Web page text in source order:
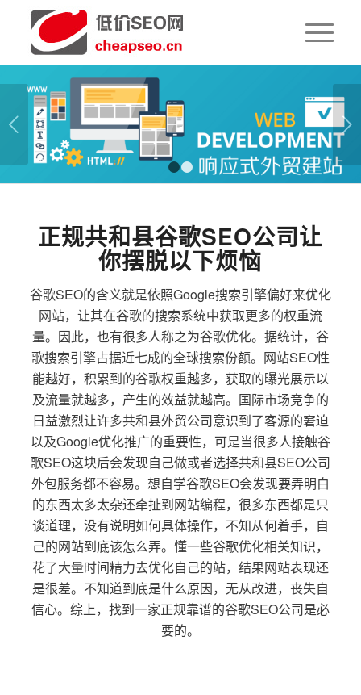
下一页
1 2
正规共和县谷歌SEO公司让
你摆脱以下烦恼
谷歌SEO的含义就是依照Google搜索引擎偏好来优化
网站，让其在谷歌的搜索系统中获取更多的权重流
量。因此，也有很多人称之为谷歌优化。据统计，谷
歌搜索引擎占据近七成的全球搜索份额。网站SEO性
能越好，积累到的谷歌权重越多，获取的曝光展示以
及流量就越多，产生的效益就越高。国际市场竞争的
日益激烈让许多共和县外贸公司意识到了客源的窘迫
以及Google优化推广的重要性，可是当很多人接触谷
歌SEO这块后会发现自己做或者选择共和县SEO公司
外包服务都不容易。想自学谷歌SEO会发现要弄明白
的东西太多太杂还牵扯到网站编程，很多东西都是只
谈道理，没有说明如何具体操作，不知从何着手，自
己的网站到底该怎么弄。懂一些谷歌优化相关知识，
花了大量时间精力去优化自己的站，结果网站表现还
是很差。不知道到底是什么原因，无从改进，丧失自
信心。综上，找到一家正规靠谱的谷歌SEO公司是必
要的。